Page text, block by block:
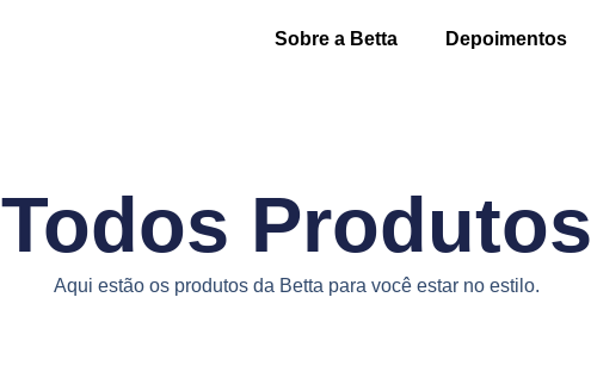
Sobre a Betta Depoimentos
Todos Produtos
Aqui estão os produtos da Betta para você estar no estilo.